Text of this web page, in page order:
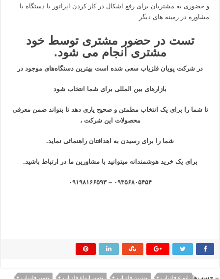
و حضوری به مشتریان برای رفع اشکال در کار کردن اپراتور با دستگاه یا
مشاوره در زمینه های دیگر
تست در حضور مشتری توسط خود
مشتری انجام می شود.
در شرکت پویان فلزیاب سعی شده است بهترین دستگاه‌های موجود در
بازار‌های بین المللی برای شما انتخاب شود
تا شما را برای یک انتخاب مطمئن و صحیح یاری دهد تا بتواند ضمن معرفی
محصولات این شرکت ،
شما را برای رسیدن به اهدافتان راهنمائی نماید.
برای یک خرید هوشمندانه میتوانید با مشاورین ما در ارتباط باشید.
۰۹۳۵۶۸۰۵۴۵۴ – ۰۹۱۹۸۱۶۶۵۹۳
برچسب‌ها اتواع فلزیاب بهترین فلزیاب تعمیر انواع فلزیاب تعمیر فلزیاب